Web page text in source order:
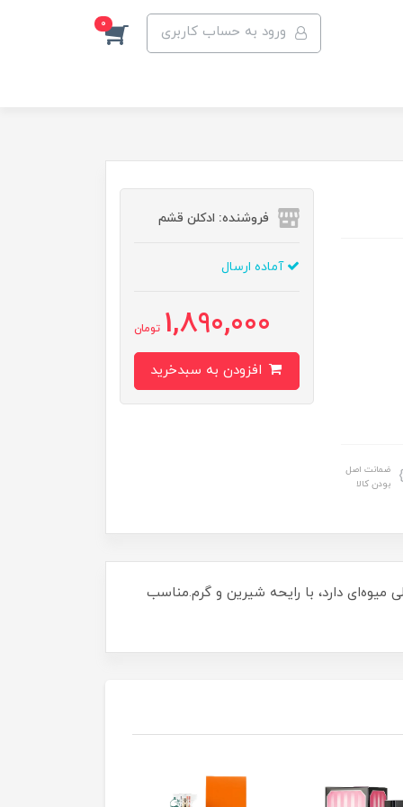
ورود به حساب کاربری 0
ضمانت اصل
بودن کالا
فروشنده: ادکلن قشم
آماده ارسال
1,890,000 تومان
میوه‌ای دارد، با رایحه شیرین و گرم.مناسب